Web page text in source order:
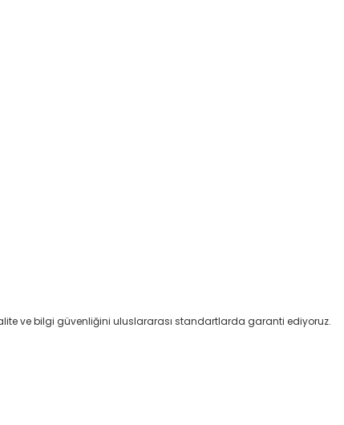
ve bilgi güvenliğini uluslararası standartlarda garanti ediyoruz.